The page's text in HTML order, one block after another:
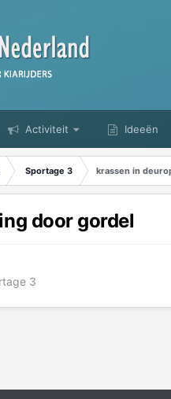
Activiteit Ideeën
Sportage 3 krassen in
door gordel
3